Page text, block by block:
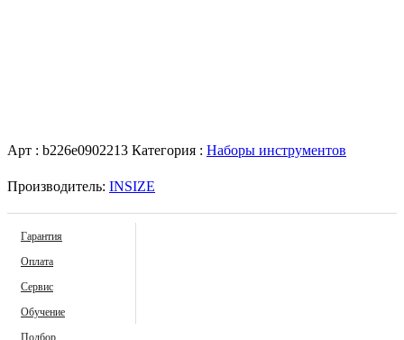
Арт : b226e0902213 Категория : Наборы инструментов
Производитель: INSIZE
Гарантия
Оплата
Сервис
Обучение